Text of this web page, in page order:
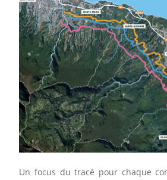
Un focus du tracé pour chaque